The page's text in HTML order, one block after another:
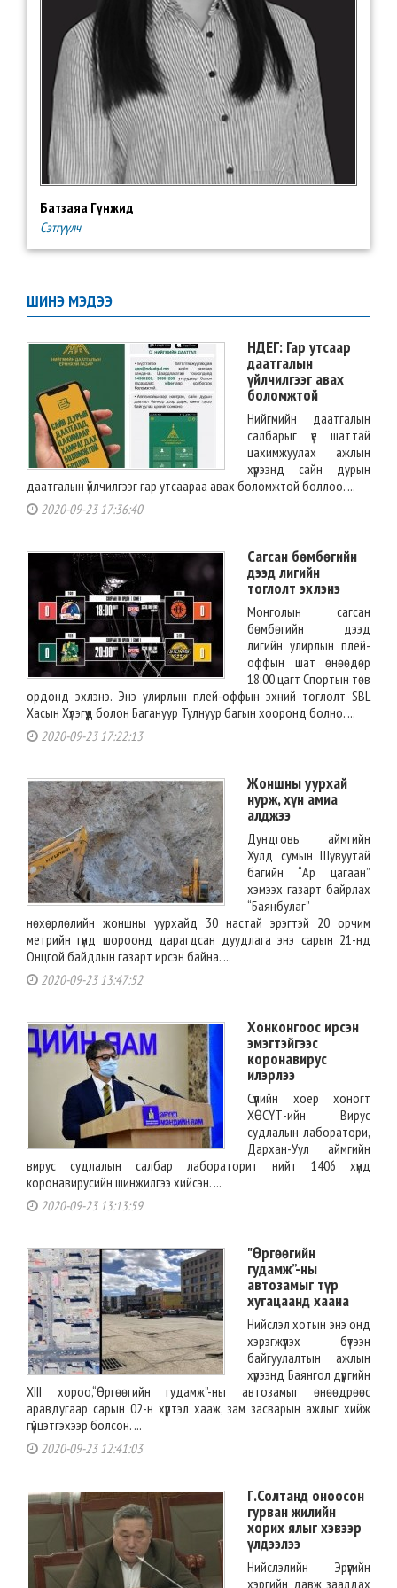
Батзаяа Гүнжид
Сэтгүүлч
ШИНЭ МЭДЭЭ
НДЕГ: Гар утсаар
даатгалын
үйлчилгээг авах
боломжтой
Нийгмийн даатгалын
салбарыг үе шаттай
цахимжуулах ажлын
хүрээнд сайн дурын
даатгалын үйлчилгээг гар утсаараа авах боломжтой боллоо. ...
2020-09-23 17:36:40
Сагсан бөмбөгийн
дээд лигийн
тоглолт эхлэнэ
Монголын сагсан
бөмбөгийн дээд
лигийн улирлын плей-
оффын шат өнөөдөр
18:00 цагт Спортын төв
ордонд эхлэнэ. Энэ улирлын плей-оффын эхний тоглолт SBL
Хасын Хүлэгүүд болон Багануур Тулнуур багын хооронд болно. ...
2020-09-23 17:22:13
Жоншны уурхай
нурж, хүн амиа
алджээ
Дундговь аймгийн
Хулд сумын Шувуутай
багийн “Ар цагаан”
хэмээх газарт байрлах
“Баянбулаг”
нөхөрлөлийн жоншны уурхайд 30 настай эрэгтэй 20 орчим
метрийн гүнд шороонд дарагдсан дуудлага энэ сарын 21-нд
Онцгой байдлын газарт ирсэн байна. ...
2020-09-23 13:47:52
Хонконгоос ирсэн
эмэгтэйгээс
коронавирус
илэрлээ
Сүүлийн хоёр хоногт
ХӨСҮТ-ийн Вирус
судлалын лаборатори,
Дархан-Уул аймгийн
вирус судлалын салбар лабораторит нийт 1406 хүнд
коронавирусийн шинжилгээ хийсэн. ...
2020-09-23 13:13:59
"Өргөөгийн
гудамж”-ны
автозамыг түр
хугацаанд хаана
Нийслэл хотын энэ онд
хэрэгжүүлэх бүтээн
байгуулалтын ажлын
хүрээнд Баянгол дүүргийн
XIII хороо,“Өргөөгийн гудамж”-ны автозамыг өнөөдрөөс
аравдугаар сарын 02-н хүртэл хааж, зам засварын ажлыг хийж
гүйцэтгэхээр болсон. ...
2020-09-23 12:41:03
Г.Солтанд оноосон
гурван жилийн
хорих ялыг хэвээр
үлдээлээ
Нийслэлийн Эрүүгийн
хэргийн давж заалдах